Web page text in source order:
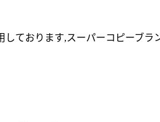
ております,スーパーコピーブラ